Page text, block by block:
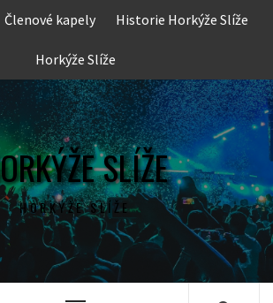
Členové kapely Historie Horkýže Slíže
Horkýže Slíže
SLÍŽE
HORKÝŽE SLÍŽE